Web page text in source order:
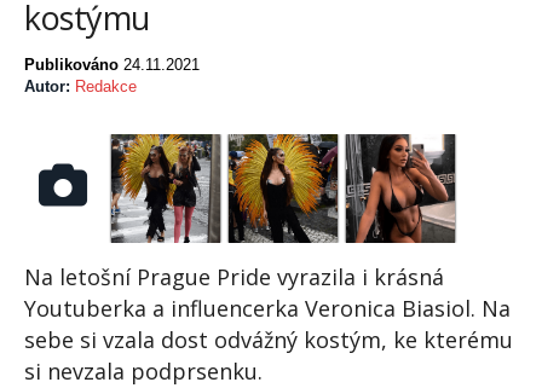
kostýmu
Publikováno 24.11.2021
Autor: Redakce
Na letošní Prague Pride vyrazila i krásná
Youtuberka a influencerka Veronica Biasiol. Na
sebe si vzala dost odvážný kostým, ke kterému
si nevzala podprsenku.